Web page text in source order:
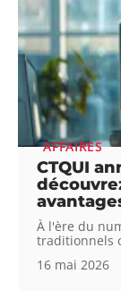
AFFAIRES
CTQUI
À l'ère du
traditionnels
16 mai 2026